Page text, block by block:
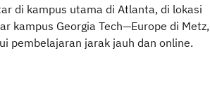
di kampus utama di Atlanta, di lokasi
kampus Georgia Tech—Europe di Metz,
pembelajaran jarak jauh dan online.